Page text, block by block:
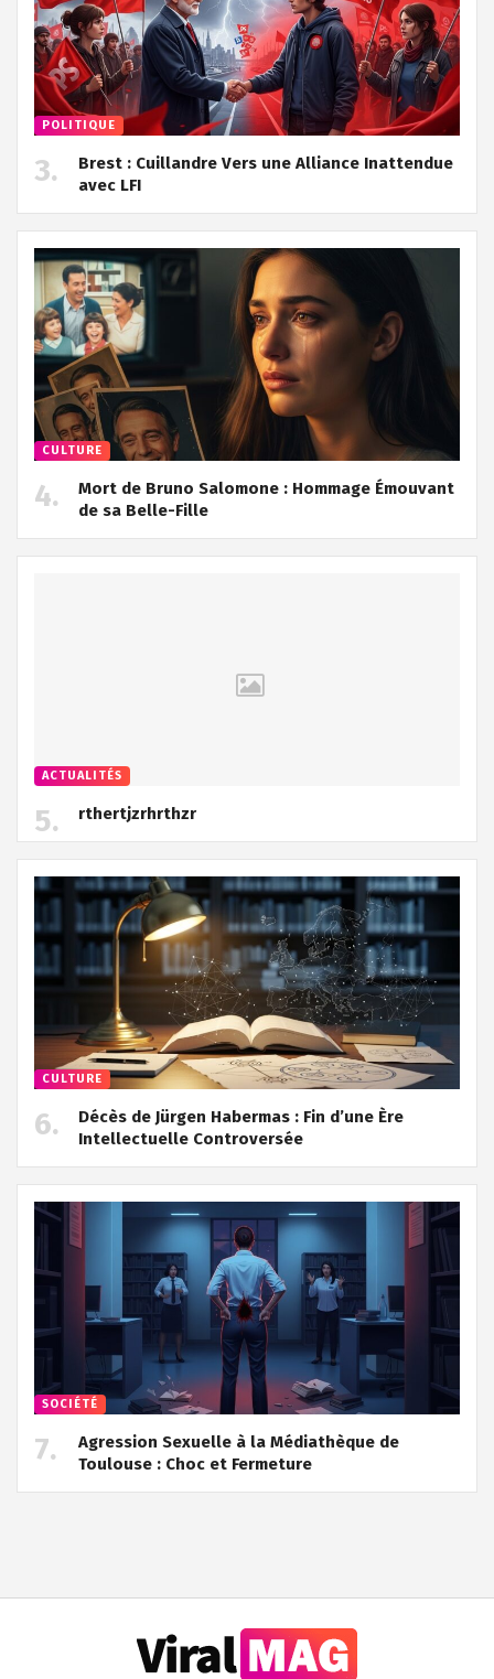
POLITIQUE
Brest : Cuillandre Vers une Alliance Inattendue
avec LFI
CULTURE
Mort de Bruno Salomone : Hommage Émouvant
de sa Belle-Fille
ACTUALITÉS
rthertjzrhrthzr
CULTURE
Décès de Jürgen Habermas : Fin d’une Ère
Intellectuelle Controversée
SOCIÉTÉ
Agression Sexuelle à la Médiathèque de
Toulouse : Choc et Fermeture